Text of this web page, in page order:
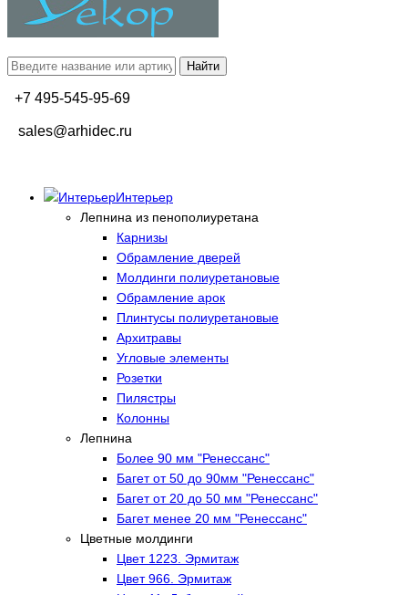
+7 495-545-95-69
sales@arhidec.ru
Интерьер
Лепнина из пенополиуретана
Карнизы
Обрамление дверей
Молдинги полиуретановые
Обрамление арок
Плинтусы полиуретановые
Архитравы
Угловые элементы
Розетки
Пилястры
Колонны
Лепнина
Более 90 мм "Ренессанс"
Багет от 50 до 90мм "Ренессанс"
Багет от 20 до 50 мм "Ренессанс"
Багет менее 20 мм "Ренессанс"
Цветные молдинги
Цвет 1223. Эрмитаж
Цвет 966. Эрмитаж